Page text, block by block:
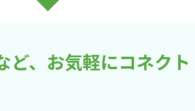
ど、お気軽にコネクト